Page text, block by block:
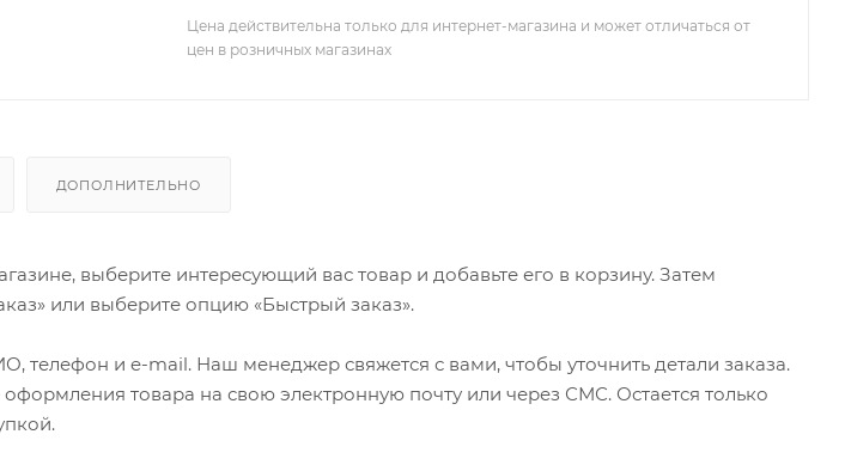
Цена действительна только для интернет-магазина и может отличаться от
цен в розничных магазинах
ДОПОЛНИТЕЛЬНО
выберите интересующий вас товар и добавьте его в корзину. Затем
или выберите опцию «Быстрый заказ».
телефон и e-mail. Наш менеджер свяжется с вами, чтобы уточнить детали заказа.
товара на свою электронную почту или через СМС. Остается только